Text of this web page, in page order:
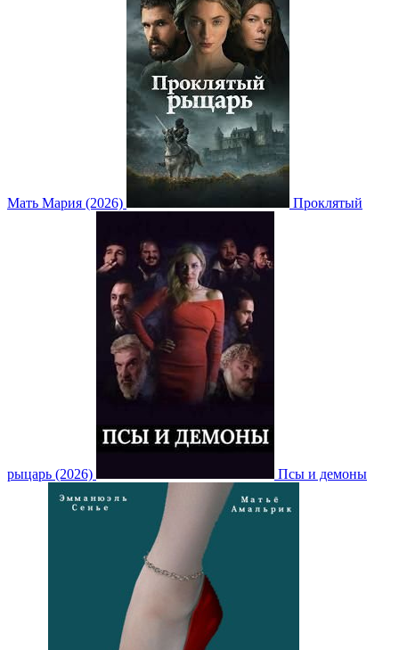
Мать Мария (2026) Проклятый
рыцарь (2026) Псы и демоны